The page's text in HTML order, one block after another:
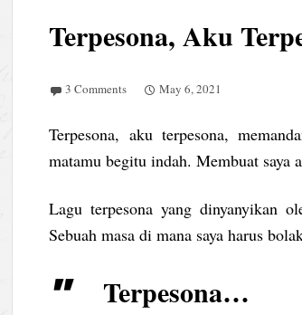
Terpesona, Aku
3 Comments May 6, 2021
Terpesona, aku terpesona,
matamu begitu indah. Membuat saya
Lagu terpesona yang dinyanyikan
Sebuah masa di mana saya harus
Terpesona…